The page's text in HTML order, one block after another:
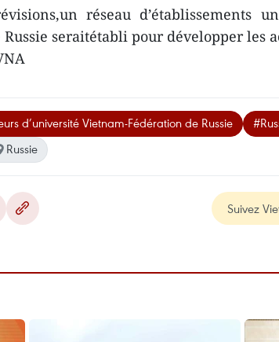
réseau d’établissements
Russie seraitétabli pour développer les
d’université Vietnam-Fédération de Russie
Russie
Suivez